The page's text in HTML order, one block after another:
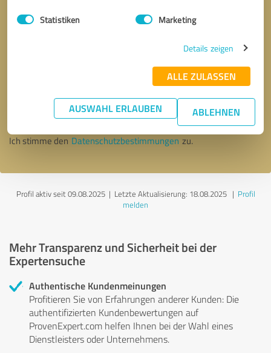
Statistiken Marketing
Details zeigen
ALLE ZULASSEN
AUSWAHL ERLAUBEN ABLEHNEN
* Erforderliche Angaben
Nachricht senden
Ich stimme den Datenschutzbestimmungen zu.
Profil aktiv seit 09.08.2025 | Letzte Aktualisierung: 18.08.2025| Profil
melden
Mehr Transparenz und Sicherheit bei der
Expertensuche
Authentische Kundenmeinungen
Profitieren Sie von Erfahrungen anderer Kunden: Die
authentifizierten Kundenbewertungen auf
ProvenExpert.com helfen Ihnen bei der Wahl eines
Dienstleisters oder Unternehmens.